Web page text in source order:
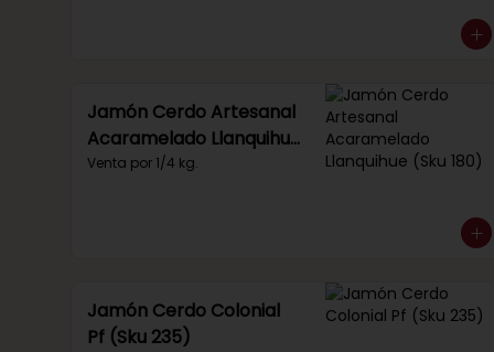
Jamón Cerdo Artesanal
Acaramelado Llanquihue
(Sku 180)
Venta por 1/4 kg.
Jamón Cerdo Colonial
Pf (Sku 235)